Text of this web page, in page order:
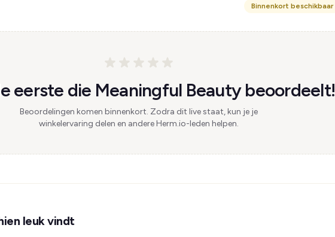
Binnenkort beschikbaar
eerste die Meaningful Beauty beoordeelt!
Beoordelingen komen binnenkort. Zodra dit live staat, kun je je
winkelervaring delen en andere Herm.io-leden helpen.
leuk vindt